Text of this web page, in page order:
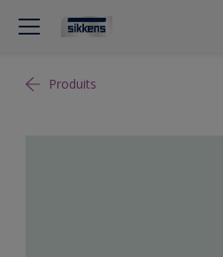
Produits